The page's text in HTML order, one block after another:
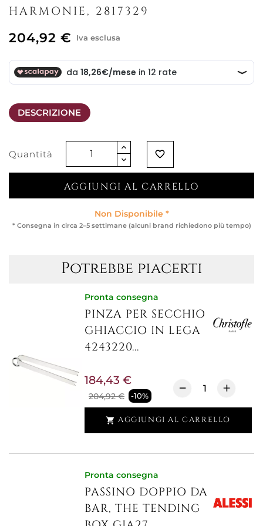
HARMONIE, 2817329
204,92 € Iva esclusa
DESCRIZIONE
Quantità favorite_border
AGGIUNGI AL CARRELLO
Non Disponibile *
* Consegna in circa 2–5 settimane (alcuni brand richiedono più tempo)
Potrebbe piacerti
Pronta consegna
PINZA PER SECCHIO
GHIACCIO IN LEGA
4243220...
204,92 € -10%
184,43 €
 AGGIUNGI AL CARRELLO
Pronta consegna
PASSINO DOPPIO DA
BAR, THE TENDING